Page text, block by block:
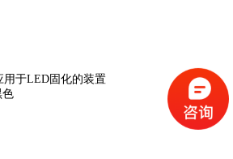
用于LED固化的装置
色